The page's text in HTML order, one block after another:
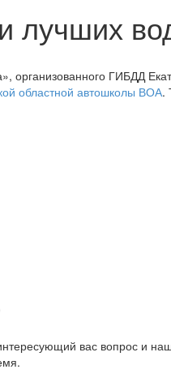
лучших
организованного ГИБДД
областной автошколы ВОА.
вас вопрос и